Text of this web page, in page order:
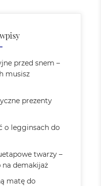
przed snem –
musisz
prezenty
o legginsach do
twarzy –
na demakijaż
matę do